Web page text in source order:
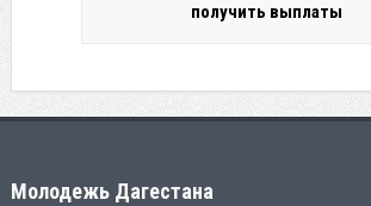
получить выплаты
Молодежь Дагестана